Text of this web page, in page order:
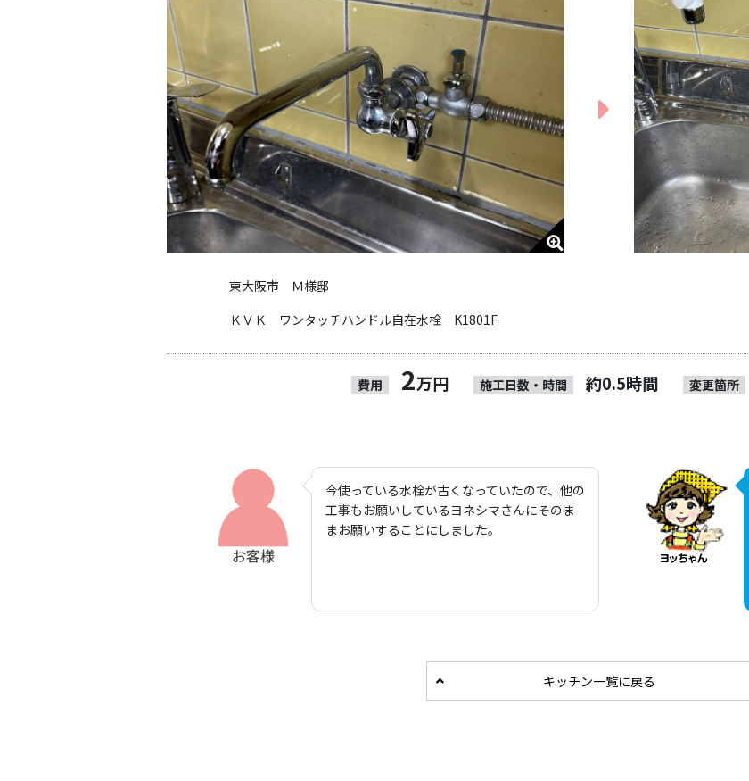
東大阪市 Ｍ様邸
ＫＶＫ ワンタッチハンドル自在水栓 K1801F
費用 2万円 施工日数・時間 約0.5時間 変更箇所
今使っている水栓が古くなっていたので、他の
工事もお願いしているヨネシマさんにそのま
まお願いすることにしました。
キッチン一覧に戻る